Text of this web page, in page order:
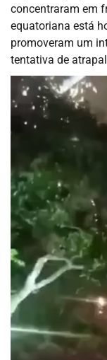
concentraram em
equatoriana está
promoveram um
tentativa de
Tocador
de